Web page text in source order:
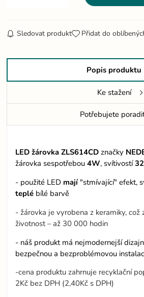
Sledovat produkt Přidat do
Popis produktu
Ke stažení
Potřebujete
LED žárovka ZLS614CD značky
žárovka sespotřebou4W, svítivostí
- použité LED mají "stmívající" efekt,
teplé bílé barvě
- žárovka je vyrobena z keramiky, což
životnost – až 30 000 hodin
- náš produkt má nejmodernejší
bezpečnou a bezproblémovou
-cena produktu zahrnuje recyklační
2Kč bez DPH (2,40Kč s DPH)